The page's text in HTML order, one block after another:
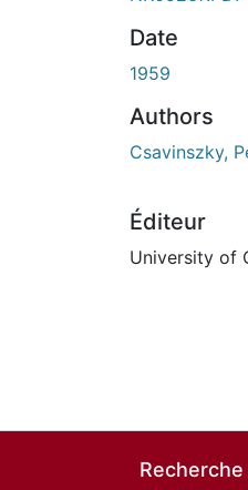
Date
1959
Authors
Csavinszky,
Éditeur
University of
Recherche